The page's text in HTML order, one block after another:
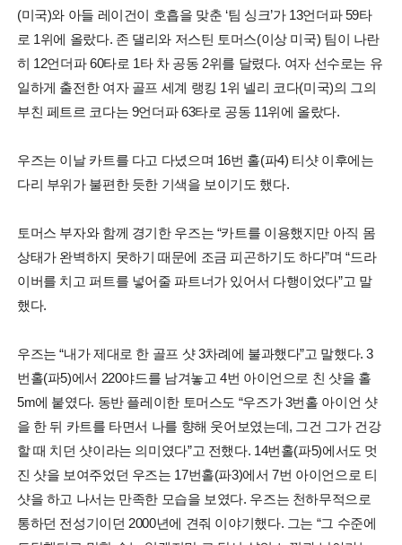
(미국)와 아들 레이건이 호흡을 맞춘 ‘팀 싱크’가 13언더파 59타
로 1위에 올랐다. 존 댈리와 저스틴 토머스(이상 미국) 팀이 나란
히 12언더파 60타로 1타 차 공동 2위를 달렸다. 여자 선수로는 유
일하게 출전한 여자 골프 세계 랭킹 1위 넬리 코다(미국)의 그의
부친 페트르 코다는 9언더파 63타로 공동 11위에 올랐다.
우즈는 이날 카트를 다고 다녔으며 16번 홀(파4) 티샷 이후에는
다리 부위가 불편한 듯한 기색을 보이기도 했다.
토머스 부자와 함께 경기한 우즈는 “카트를 이용했지만 아직 몸
상태가 완벽하지 못하기 때문에 조금 피곤하기도 하다”며 “드라
이버를 치고 퍼트를 넣어줄 파트너가 있어서 다행이었다”고 말
했다.
우즈는 “내가 제대로 한 골프 샷 3차례에 불과했다”고 말했다. 3
번홀(파5)에서 220야드를 남겨놓고 4번 아이언으로 친 샷을 홀
5m에 붙였다. 동반 플레이한 토머스도 “우즈가 3번홀 아이언 샷
을 한 뒤 카트를 타면서 나를 향해 웃어보였는데, 그건 그가 건강
할 때 치던 샷이라는 의미였다”고 전했다. 14번홀(파5)에서도 멋
진 샷을 보여주었던 우즈는 17번홀(파3)에서 7번 아이언으로 티
샷을 하고 나서는 만족한 모습을 보였다. 우즈는 천하무적으로
통하던 전성기이던 2000년에 견줘 이야기했다. 그는 “그 수준에